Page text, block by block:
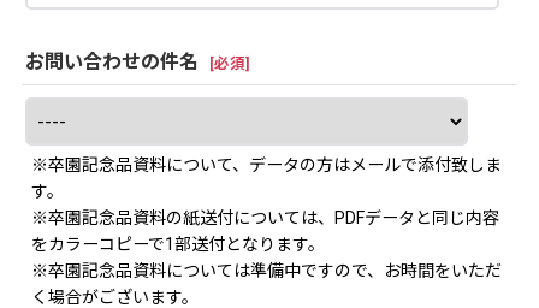
お問い合わせの件名 [必須]
※卒園記念品資料について、データの方はメールで添付致しま
す。
※卒園記念品資料の紙送付については、PDFデータと同じ内容
をカラーコピーで1部送付となります。
※卒園記念品資料については準備中ですので、お時間をいただ
く場合がございます。